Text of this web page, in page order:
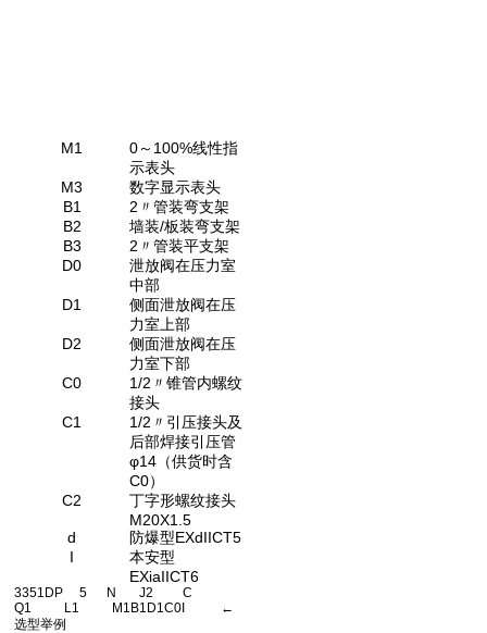
M1 0～ 100%线性指
示表头
M3
数字显示表头
B1
2〃管装弯支架
B2
墙装/板装弯支架
B3
2〃管装平支架
D0
泄放阀在压力室
中部
D1
侧面泄放阀在压
力室上部
D2
侧面泄放阀在压
力室下部
C0
1/2〃锥管内螺纹
接头
C1
1/2〃引压接头及
后部焊接引压管
φ14（供货时含
C0）
C2
丁字形螺纹接头
M20X1.5
d
防爆型EXdIICT5
I
本安型
EXiaIICT6
3351DP 5 N J2 C
Q1 L1 M1B1D1C0I ←
选型举例